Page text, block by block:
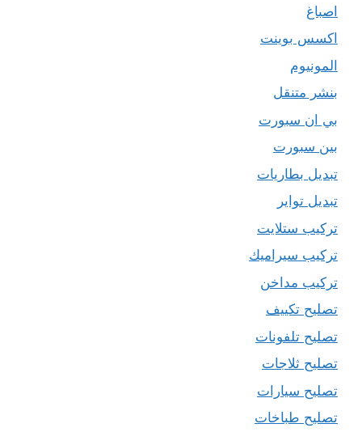
اصباغ
اكسس بوينت
المونيوم
بنشر متنقل
بي ان سبورت
بين سبورت
تبديل بطاريات
تبديل تواير
تركيب ستلايت
تركيب سيراميك
تركيب مداخن
تصليح تكييف
تصليح تلفونات
تصليح ثلاجات
تصليح سيارات
تصليح طباخات